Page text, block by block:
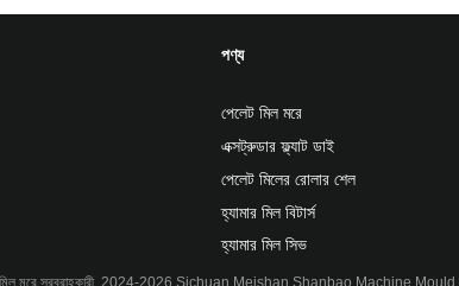
পণ্য
পেলেট মিল মরে
এক্সট্রুডার ফ্ল্যাট ডাই
পেলেট মিলের রোলার শেল
হ্যামার মিল বিটার্স
হ্যামার মিল সিভ
মিল মরে সরবরাহকারী. 2024-2026 Sichuan Meishan Shanbao Machine Mould